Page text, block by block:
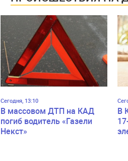
Сегодня, 13:10
В массовом ДТП на КАД
погиб водитель «Газели
Некст»
В